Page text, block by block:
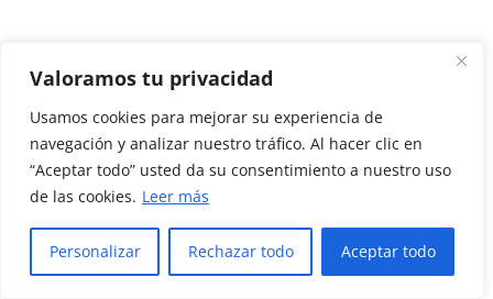
Valoramos tu privacidad
Usamos cookies para mejorar su experiencia de
navegación y analizar nuestro tráfico. Al hacer clic en
“Aceptar todo” usted da su consentimiento a nuestro uso
de las cookies. Leer más
Personalizar Rechazar todo Aceptar todo